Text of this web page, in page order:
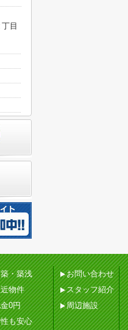
目
・築浅
物件
0円
も安心
お問い合わせ
スタッフ紹介
周辺施設